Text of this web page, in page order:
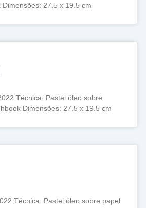
27.5 x 19.5 cm
Técnica: Pastel óleo sobre
Dimensões: 27.5 x 19.5 cm
Técnica: Pastel óleo sobre papel